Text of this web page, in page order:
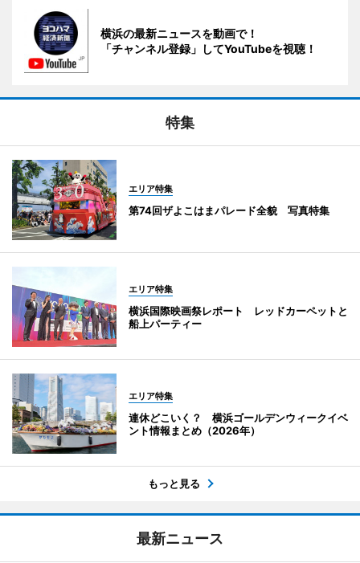
横浜の最新ニュースを動画で！
「チャンネル登録」してYouTubeを視聴！
特集
エリア特集
第74回ザよこはまパレード全貌 写真特集
エリア特集
横浜国際映画祭レポート レッドカーペットと
船上パーティー
エリア特集
連休どこいく？ 横浜ゴールデンウィークイベ
ント情報まとめ（2026年）
もっと見る
最新ニュース